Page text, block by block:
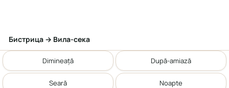
Бистрица → Вила-сека
Dimineață După-amiază
Seară Noapte